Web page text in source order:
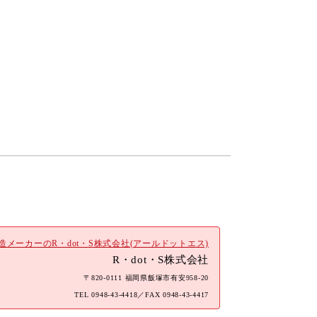
メーカーのR・dot・S株式会社(アールドットエス)
R・dot・S株式会社
〒820-0111 福岡県飯塚市有安958-20
TEL0948-43-4418／FAX 0948-43-4417